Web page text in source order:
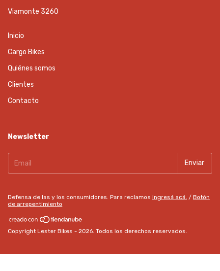
Viamonte 3260
Inicio
Cargo Bikes
Quiénes somos
Clientes
Contacto
Newsletter
Defensa de las y los consumidores. Para reclamos ingresá acá. / Botón
de arrepentimiento
Copyright Lester Bikes - 2026. Todos los derechos reservados.